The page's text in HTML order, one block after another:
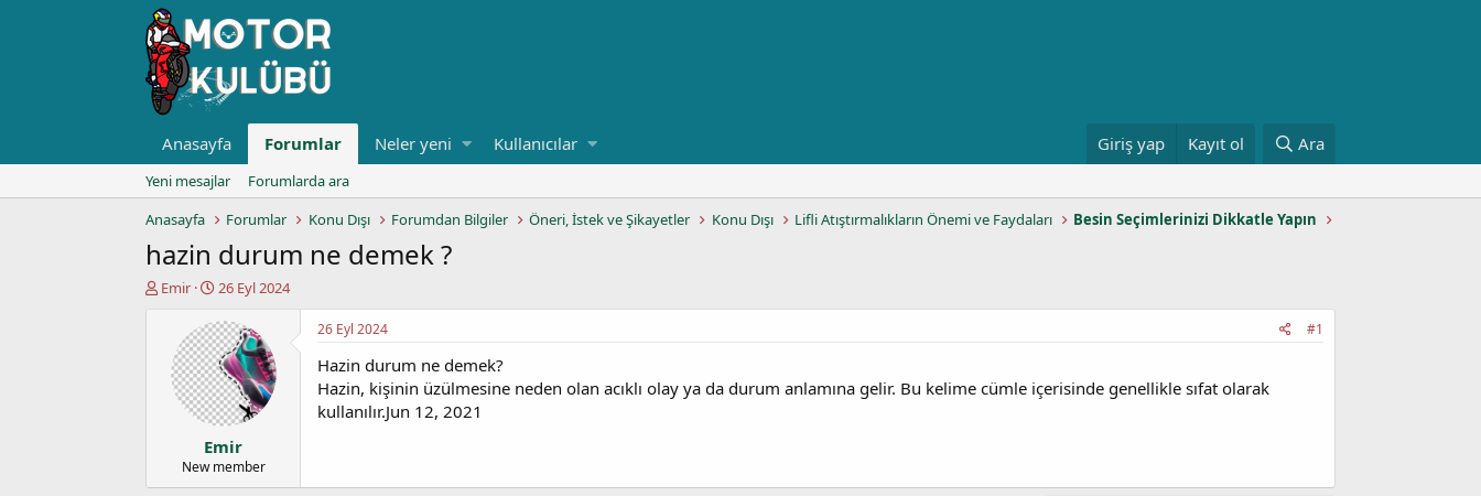
Anasayfa Forumlar Neler yeni Kullanıcılar Giriş yap Kayıt ol Ara
Yeni mesajlar
Forumlarda ara
Anasayfa
Forumlar Konu Dışı Forumdan Bilgiler Öneri, İstek ve Şikayetler Konu Dışı Lifli Atıştırmalıkların Önemi ve Faydaları Besin Seçimlerinizi Dikkatle Yapın
hazin durum ne demek ?
K
a
Emir
B
ş
l
a
n
g
ı
ç
t
a
26 Eyl 2024
Emir
New member
26 Eyl 2024 #1
Hazin durum ne demek?
Hazin, kişinin üzülmesine neden olan acıklı olay ya da durum anlamına gelir. Bu kelime cümle içerisinde genellikle sıfat olarak
kullanılır.Jun 12, 2021